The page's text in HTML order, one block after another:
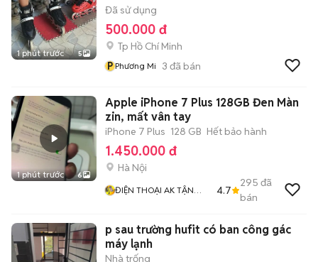
1 phút trước 5
Đã sử dụng
500.000 đ
Tp Hồ Chí Minh
P Phương Mi 3 đã bán
1 phút trước 6
Apple iPhone 7 Plus 128GB Đen Màn
zin, mất vân tay
iPhone 7 Plus 128 GB Hết bảo hành
1.450.000 đ
Hà Nội
ĐIỆN THOẠI AK TẬN
4.7
295 đã
bán
p sau trường hufit có ban công gác
máy lạnh
Nhà trống